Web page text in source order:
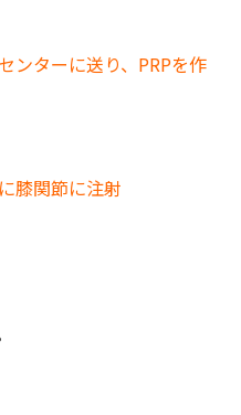
ンターに送り、PRPを作
膝関節に注射